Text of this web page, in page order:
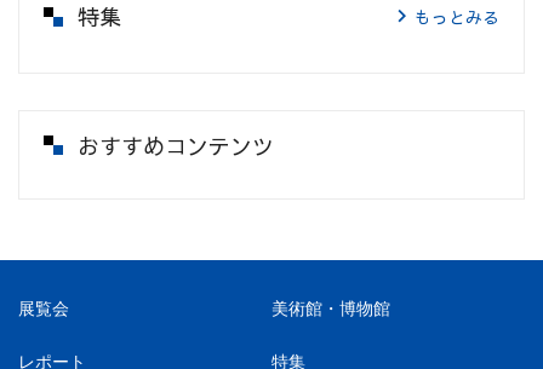
特集 もっとみる
おすすめコンテンツ
展覧会 美術館・博物館
レポート
特集